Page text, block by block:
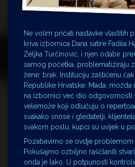
Mario Lovreković
Ne volim pričati nastavke vlastitih
kriva izbornica Dana satire Fadila
Željka Turčinović, i njen odabir
samog početka, problematiziraju
žene: brak. Instituciju zaštićenu
Republike Hrvatske. Mada, možda
na izbornici već dio odgovornosti
velemože koji odlučuju o
svakako snose i gledatelji,
svakom poslu, kupci su uvijek u
Pozabavimo se ovdje problemom
Pokušajmo ozbiljno raščlaniti
onda je lako. U potpunosti